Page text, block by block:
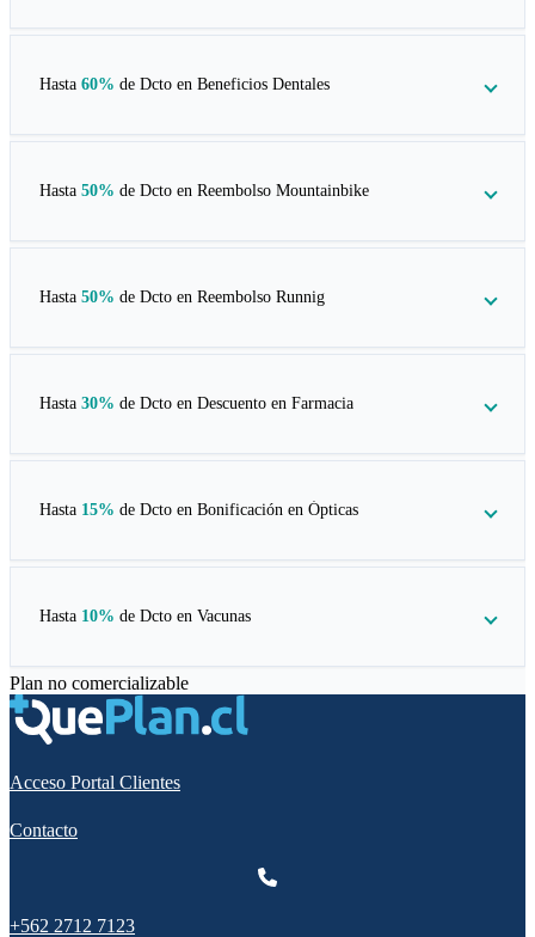
Hasta 60% de Dcto en Beneficios Dentales
Hasta 50% de Dcto en Reembolso Mountainbike
Hasta 50% de Dcto en Reembolso Runnig
Hasta 30% de Dcto en Descuento en Farmacia
Hasta 15% de Dcto en Bonificación en Ópticas
Hasta 10% de Dcto en Vacunas
Plan no comercializable
Acceso Portal Clientes
Contacto
+562 2712 7123